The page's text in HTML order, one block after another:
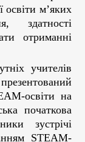
освіти м’яких
здатності
отриманні
учителів
-освіти на
початкова
зустрічі
STEAM-